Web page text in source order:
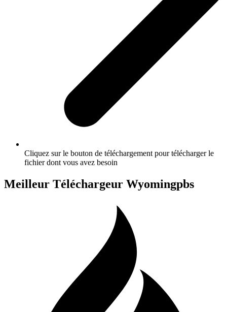
Cliquez sur le bouton de téléchargement pour télécharger le
fichier dont vous avez besoin
Meilleur Téléchargeur Wyomingpbs